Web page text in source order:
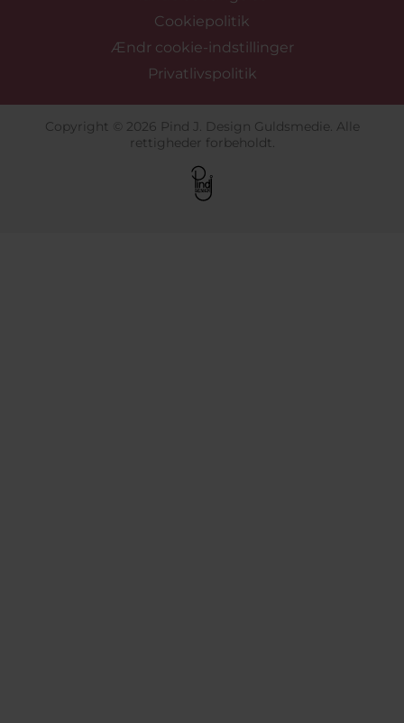
Cookiepolitik
Ændr cookie-indstillinger
Privatlivspolitik
Copyright © 2026 Pind J. Design Guldsmedie. Alle
rettigheder forbeholdt.